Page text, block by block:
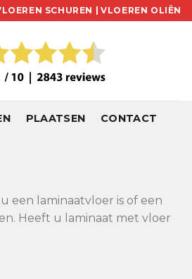
SCHUREN | VLOEREN OLIËN
PLAATSEN CONTACT
een laminaatvloer is of een
Heeft u laminaat met vloer